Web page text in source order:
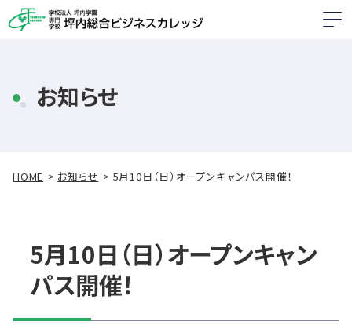
お知らせ
HOME お知らせ 5月10日（日）オープンキャンパス開催！
5月10日（日）オープンキャン
パス開催！